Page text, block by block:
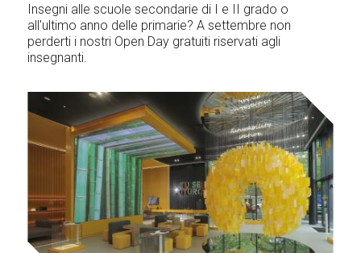
Insegni alle scuole secondarie di I e II grado o
all'ultimo anno delle primarie? A settembre non
perderti i nostri Open Day gratuiti riservati agli
insegnanti.